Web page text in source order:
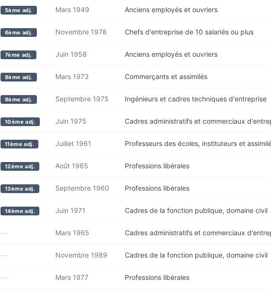
5ème adj. Mars 1949 Anciens employés et ouvriers
6ème adj. Novembre 1978 Chefs d'entreprise de 10 salariés ou plus
7ème adj. Juin 1958 Anciens employés et ouvriers
8ème adj. Mars 1973 Commerçants et assimilés
9ème adj. Septembre 1975 Ingénieurs et cadres techniques d'entreprise
10ème adj. Juin 1975 Cadres administratifs et commerciaux
11ème adj. Juillet 1961 Professeurs des écoles, instituteurs et
12ème adj. Août 1965 Professions libérales
13ème adj. Septembre 1960 Professions libérales
14ème adj. Juin 1971 Cadres de la fonction publique, domaine civil
— Mars 1965 Cadres administratifs et commerciaux
— Novembre 1989 Cadres de la fonction publique, domaine civil
— Mars 1977 Professions libérales